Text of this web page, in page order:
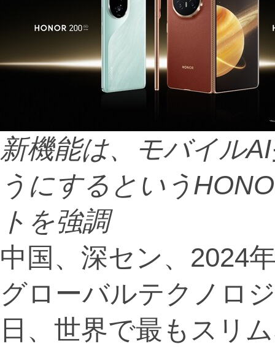
新機能は、モバイルAI
うにするという
トを強調
中国、深セン、2024
グローバルテクノロ
日、世界で最もスリ